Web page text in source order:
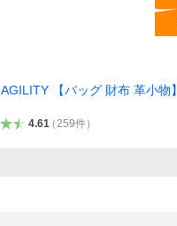
AGILITY 【バッグ 財布 革小物】
4.61（259件）